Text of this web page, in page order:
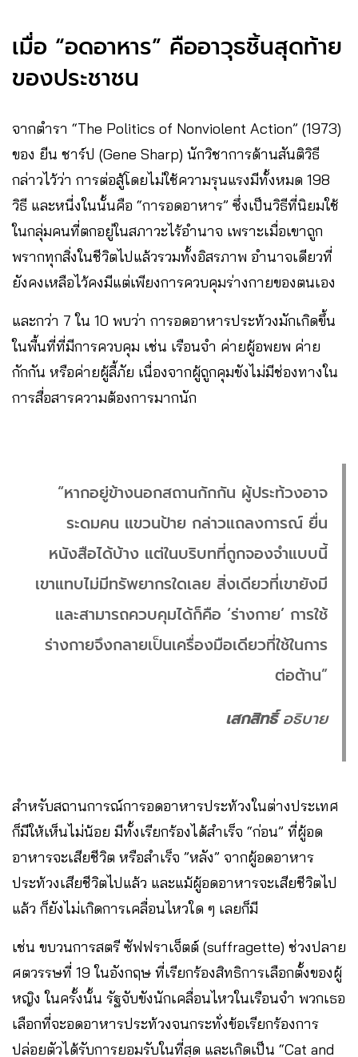
เมื่อ “อดอาหาร” คืออาวุธชิ้นสุดท้าย
ของประชาชน
จากตำรา “The Politics of Nonviolent Action” (1973)
ของ ยีน ชาร์ป (Gene Sharp) นักวิชาการด้านสันติวิธี
กล่าวไว้ว่า การต่อสู้โดยไม่ใช้ความรุนแรงมีทั้งหมด 198
วิธี และหนี่งในนั้นคือ “การอดอาหาร” ซึ่งเป็นวิธีที่นิยมใช้
ในกลุ่มคนที่ตกอยู่ในสภาวะไร้อำนาจ เพราะเมื่อเขาถูก
พรากทุกสิ่งในชีวิตไปแล้วรวมทั้งอิสรภาพ อำนาจเดียวที่
ยังคงเหลือไว้คงมีแต่เพียงการควบคุมร่างกายของตนเอง
และกว่า 7 ใน 10 พบว่า การอดอาหารประท้วงมักเกิดขึ้น
ในพื้นที่ที่มีการควบคุม เช่น เรือนจำ ค่ายผู้อพยพ ค่าย
กักกัน หรือค่ายผู้ลี้ภัย เนื่องจากผู้ถูกคุมขังไม่มีช่องทางใน
การสื่อสารความต้องการมากนัก
“หากอยู่ข้างนอกสถานกักกัน ผู้ประท้วงอาจ
ระดมคน แขวนป้าย กล่าวแถลงการณ์ ยื่น
หนังสือได้บ้าง แต่ในบริบทที่ถูกจองจำแบบนี้
เขาแทบไม่มีทรัพยากรใดเลย สิ่งเดียวที่เขายังมี
และสามารถควบคุมได้ก็คือ ‘ร่างกาย’ การใช้
ร่างกายจึงกลายเป็นเครื่องมือเดียวที่ใช้ในการ
ต่อต้าน”
เสกสิทธิ์อธิบาย
สำหรับสถานการณ์การอดอาหารประท้วงในต่างประเทศ
ก็มีให้เห็นไม่น้อย มีทั้งเรียกร้องได้สำเร็จ “ก่อน” ที่ผู้อด
อาหารจะเสียชีวิต หรือสำเร็จ ”หลัง” จากผู้อดอาหาร
ประท้วงเสียชีวิตไปแล้ว และแม้ผู้อดอาหารจะเสียชีวิตไป
แล้ว ก็ยังไม่เกิดการเคลื่อนไหวใด ๆ เลยก็มี
เช่น ขบวนการสตรี ซัฟฟราเจ็ตต์ (suffragette) ช่วงปลาย
ศตวรรษที่ 19 ในอังกฤษ ที่เรียกร้องสิทธิการเลือกตั้งของผู้
หญิง ในครั้งนั้น รัฐจับขังนักเคลื่อนไหวในเรือนจำ พวกเธอ
เลือกที่จะอดอาหารประท้วงจนกระทั่งข้อเรียกร้องการ
ปล่อยตัวได้รับการยอมรับในที่สุด และเกิดเป็น “Cat and